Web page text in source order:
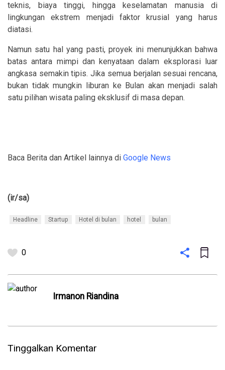
teknis, biaya tinggi, hingga keselamatan manusia di
lingkungan ekstrem menjadi faktor krusial yang harus
diatasi.
Namun satu hal yang pasti, proyek ini menunjukkan bahwa
batas antara mimpi dan kenyataan dalam eksplorasi luar
angkasa semakin tipis. Jika semua berjalan sesuai rencana,
bukan tidak mungkin liburan ke Bulan akan menjadi salah
satu pilihan wisata paling eksklusif di masa depan.
Baca Berita dan Artikel lainnya di Google News
(ir/sa)
Headline Startup Hotel di bulan hotel bulan
0
Irmanon Riandina
Tinggalkan Komentar